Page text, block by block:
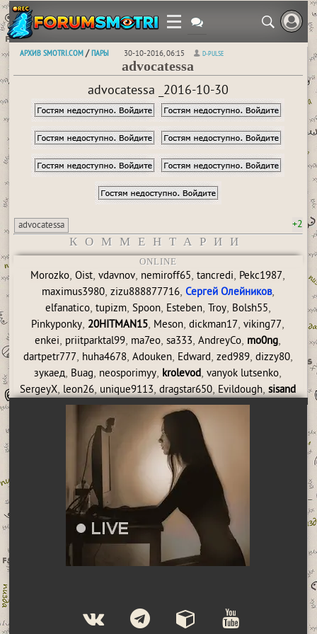
АРХИВ SMOTRI.COM /ПАРЫ 30-10-2016, 06:15 D-PULSE
advocatessa
advocatessa _2016-10-30
advocatessa +2
КОММЕНТАРИИ
ONLINE
Morozko,Oist,vdavnov, nemiroff65,tancredi, Pekc1987,
maximus3980, zizu888877716, Сергей Олейников,
elfanatico, tupizm, Spoon, Esteben, Troy, Bolsh55,
Pinkyponky, 20HITMAN15, Meson,dickman17,viking77,
enkei, priitparktal99, ma7eo,sa333,AndreyCo, mo0ng,
dartpetr777, huha4678, Adouken, Edward, zed989, dizzy80,
зукаед, Buag, neosporimyy, krolevod,vanyok lutsenko,
SergeyX, leon26, unique9113,dragstar650, Evildough,sisand